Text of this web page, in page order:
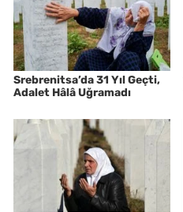
Srebrenitsa’da 31 Yıl Geçti,
Adalet Hâlâ Uğramadı